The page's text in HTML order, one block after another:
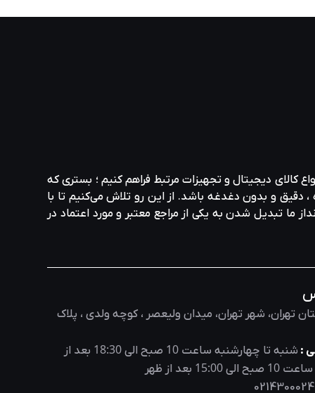
کالای دیجیتال و تجهیزات مرتبط فراهم کنیم ؛ بستری که
دقیق و بدون دغدغه باشد. از این رو تلاش می‌کنیم تا با
ما تبدیل شدن به یکی از مراجع معتبر و مورد اعتماد در
تهران، شهر تهران، میدان ولیعصر ، کوچه ولدی ، پلاک
: شنبه تا چهارشنبه ساعت صبح الی 18:30 بعد از
ساعت
صبح الی 15:00 بعد از ظهر